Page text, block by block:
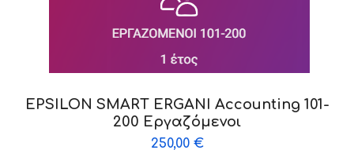
EPSILON SMART ERGANI Accounting 101-
200 Εργαζόμενοι
250,00 €